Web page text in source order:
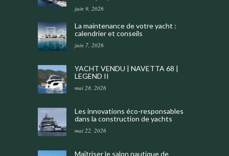
juin 9, 2026
La maintenance de votre yacht :
calendrier et conseils
juin 7, 2026
YACHT VENDU | NAVETTA 68 |
LEGEND II
mai 28, 2026
Les innovations éco-responsables
dans la construction de yachts
mai 22, 2026
Maîtriser le salon nautique de